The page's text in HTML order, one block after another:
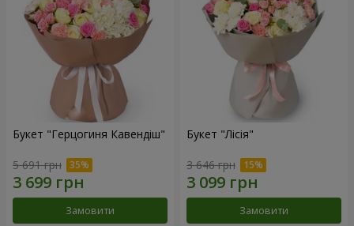
Букет "Герцогиня Кавендіш"
5 691 грн
Замовити
Букет "Лісія"
3 646 грн
Замовити